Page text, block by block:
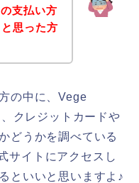
支払い方
思った方
の中に、Vege
クレジットカードや
どうかを調べている
サイトにアクセスし
といいと思いますよ♪